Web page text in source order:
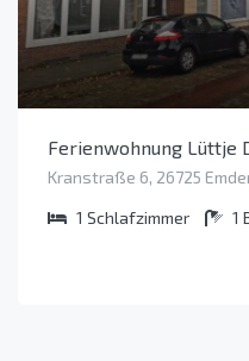
Ferienwohnung Lüttje
Kranstraße 6, 26725
1 Schlafzimmer 1